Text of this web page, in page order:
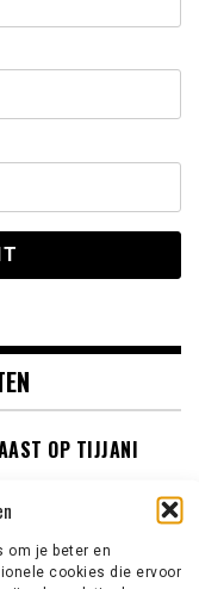
om je beter en
cookies die ervoor
OP TIJJANI
OM IN GESPREK TE